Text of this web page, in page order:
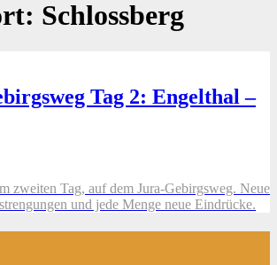
Schlossberg
Tag 2: Engelthal –
zweiten Tag, auf dem Jura-Gebirgsweg. Neue
und jede Menge neue Eindrücke.